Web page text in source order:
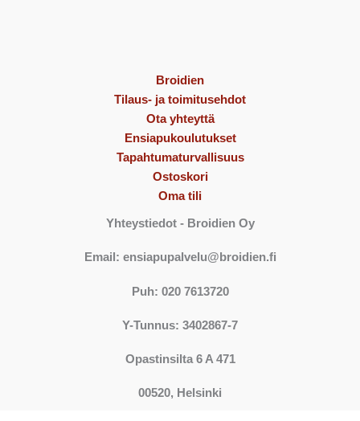
Broidien
Tilaus- ja toimitusehdot
Ota yhteyttä
Ensiapukoulutukset
Tapahtumaturvallisuus
Ostoskori
Oma tili
Yhteystiedot- Broidien Oy
Email: ensiapupalvelu@broidien.fi
Puh: 020 7613720
Y-Tunnus: 3402867-7
Opastinsilta 6 A 471
00520, Helsinki